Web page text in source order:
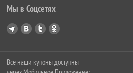
Мы в Соцсетях
Все наши купоны доступны